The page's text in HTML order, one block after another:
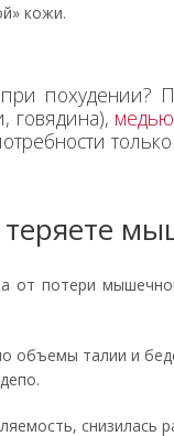
кожи.
похудении?
говядина), медью
теряете
от потери
объемы талии и